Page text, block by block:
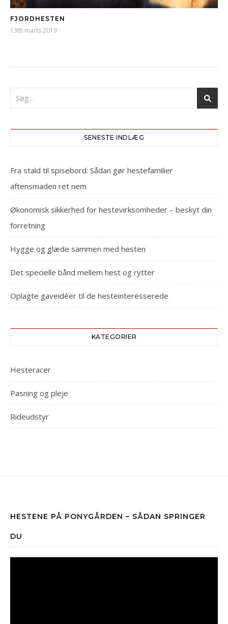
FJORDHESTEN
13th marts 2019
SENESTE INDLÆG
Fra stald til spisebord: Sådan gør hestefamilier
aftensmaden ret nem
Økonomisk sikkerhed for hestevirksomheder – beskyt din
forretning
Hygge og glæde sammen med hesten
Det specielle bånd mellem hest og rytter
Oplagte gaveidéer til de hesteinteresserede
KATEGORIER
Hesteracer
Pasning og pleje
Rideudstyr
HESTENE PÅ PONYGÅRDEN – SÅDAN SPRINGER
DU